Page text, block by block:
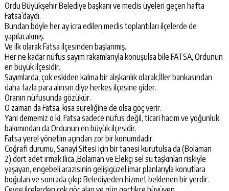
Ordu Büyükşehir Belediye başkanı ve meclis üyeleri geçen hafta
Fatsa’daydı.
Bundan böyle her ay icra edilen meclis toplantıları ilçelerde de
yapılacakmış.
Ve ilk olarak Fatsa ilçesinden başlanmış.
Her ne kadar nüfus sayım rakamlarıyla konuşulsa bile FATSA, Ordunun
en büyük ilçesidir.
Sayımlarda, çok eskiden kalma bir alışkanlık olarak,İller bankasından
daha fazla para alınsın diye herkes ilçesine gider.
Oranın nüfusunda gözükür.
O zaman da Fatsa, kısa süreliğine de olsa göç verir.
Yani dememiz o ki, Fatsa sadece nüfus değil, ticari hacim ve yoğunluk
bakımından da Ordunun en büyük ilçesidir.
Fatsa yerel yönetim açından zor bir konumdadır.
Coğrafi durumu, Sanayi Sitesi için bir tanesi kurutulsa da (Bolaman
2),dört adet ırmak Ilıca ,Bolaman ve Elekçi sel su taşkınları riskiyle
yaşayan, engebeli arazisinin gelişigüzel imar planlarıyla konutlara
boğulan ve sonrada çıkıp Belediyeden hizmet beklenen bir yerdir.